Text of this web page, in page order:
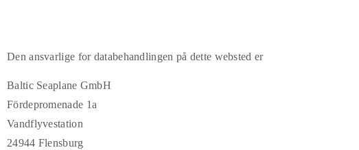
Den ansvarlige for databehandlingen på dette websted er
Baltic Seaplane GmbH
Fördepromenade 1a
Vandflyvestation
24944 Flensburg